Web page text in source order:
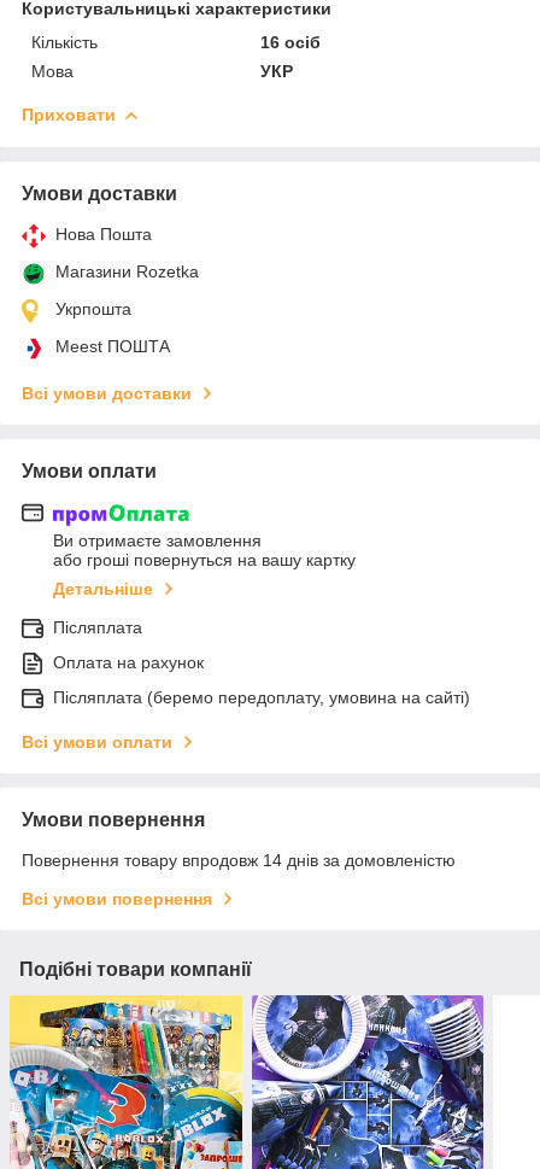
Користувальницькі характеристики
Кількість
16 осіб
Мова
УКР
Приховати
Умови доставки
Нова Пошта
Магазини Rozetka
Укрпошта
Meest ПОШТА
Всі умови доставки
Умови оплати
Ви отримаєте замовлення
або гроші повернуться на вашу картку
Детальніше
Післяплата
Оплата на рахунок
Післяплата (беремо передоплату, умовина на сайті)
Всі умови оплати
Умови повернення
Повернення товару впродовж 14 днів за домовленістю
Всі умови повернення
Подібні товари компанії